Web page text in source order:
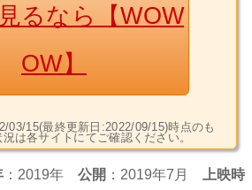
るなら【WOW
OW】
03/15(最終更新日:2022/09/15)時点のも
は各サイトにてご確認ください。
：2019年 公開 ：2019年7月
上映時